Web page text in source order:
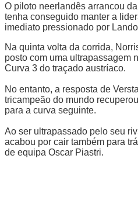
O piloto neerlandês arrancou
tenha conseguido manter a
imediato pressionado por
Na quinta volta da corrida,
posto com uma ultrapassagem
Curva 3 do traçado austríaco.
No entanto, a resposta de
tricampeão do mundo
para a curva seguinte.
Ao ser ultrapassado pelo seu
acabou por cair também para
de equipa Oscar Piastri.